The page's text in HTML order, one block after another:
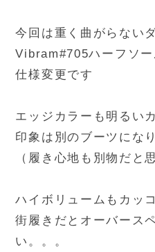
今回は重く曲がらない
Vibram#705ハーフソ
仕様変更です
エッジカラーも明るい
印象は別のブーツにな
（履き心地も別物だと
ハイボリュームもカッ
街履きだとオーバース
い。。。